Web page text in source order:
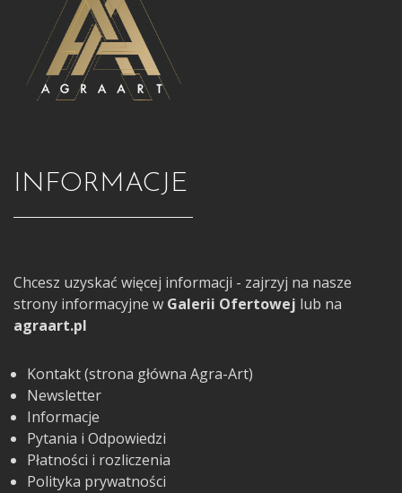
INFORMACJE
Chcesz uzyskać więcej informacji - zajrzyj na nasze
strony informacyjne w Galerii Ofertowej lub na
agraart.pl
Kontakt (strona główna Agra-Art)
Newsletter
Informacje
Pytania i Odpowiedzi
Płatności i rozliczenia
Polityka prywatności